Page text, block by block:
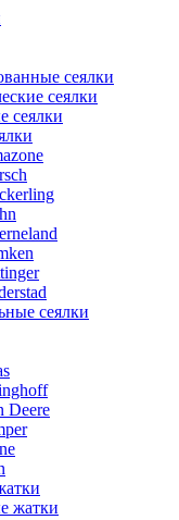
сеялки
сеялки
сеялки
сеялки
Deere
жатки